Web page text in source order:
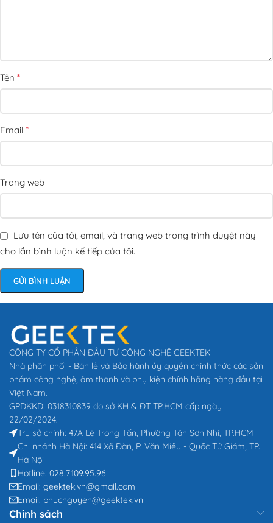
Tên *
Email *
Trang web
Lưu tên của tôi, email, và trang web trong trình duyệt này
cho lần bình luận kế tiếp của tôi.
CÔNG TY CỔ PHẦN ĐẦU TƯ CÔNG NGHỆ GEEKTEK
Nhà phân phối - Bán lẻ và Bảo hành ủy quyền chính thức các sản
phẩm công nghệ, âm thanh và phụ kiện chính hãng hàng đầu tại
Việt Nam.
GPDKKD: 0318310839 do sở KH & ĐT TP.HCM cấp ngày
22/02/2024.
Trụ sở chính: 47A Lê Trọng Tấn, Phường Tân Sơn Nhì, TP.HCM
Chi nhánh Hà Nội: 414 Xã Đàn, P. Văn Miếu - Quốc Tử Giám, TP.
Hà Nội
Hotline: 028.7109.95.96
Email: geektek.vn@gmail.com
Email: phucnguyen@geektek.vn
Chính sách